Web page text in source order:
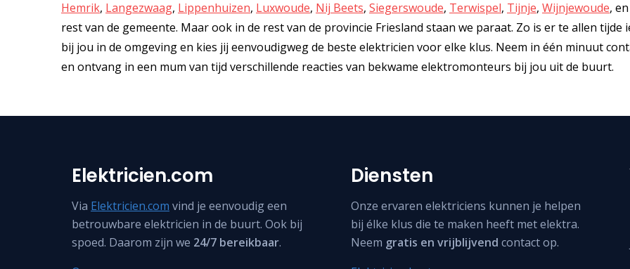
Hemrik, Langezwaag, Lippenhuizen, Luxwoude, Nij Beets, Siegerswoude, Terwispel, Tijnje, Wijnjewoude,
rest van de gemeente. Maar ook in de rest van de provincie Friesland staan we paraat. Zo is er te allen tijde
bij jou in de omgeving en kies jij eenvoudigweg de beste elektricien voor elke klus. Neem in één minuut
en ontvang in een mum van tijd verschillende reacties van bekwame elektromonteurs bij jou uit de buurt.
Elektricien.com
Via Elektricien.com vind je eenvoudig een
betrouwbare elektricien in de buurt. Ook bij
spoed. Daarom zijn we 24/7 bereikbaar.
Diensten
Onze ervaren elektriciens kunnen je helpen
bij élke klus die te maken heeft met elektra.
Neem gratis en vrijblijvend contact op.